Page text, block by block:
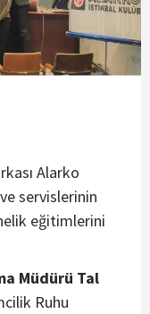
Alarko
ve servislerinin
eğitimlerini
Müdürü Tal
Ruhu